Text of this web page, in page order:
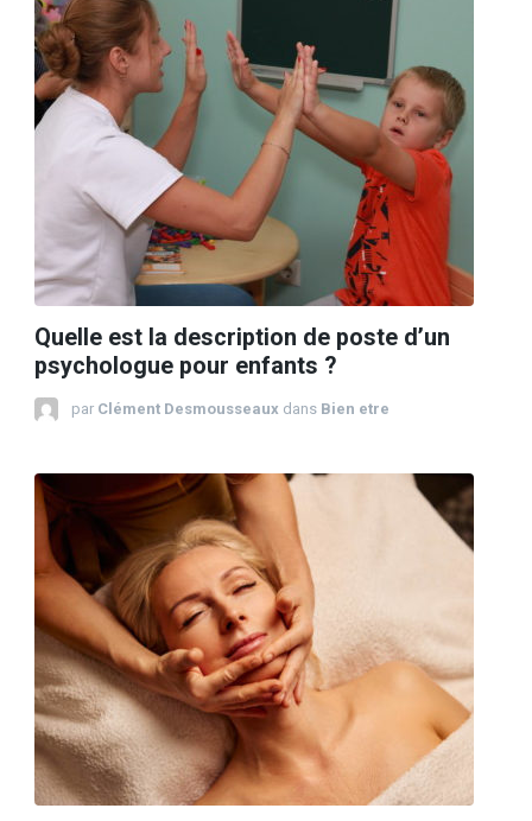
Quelle est la description de poste d’un
psychologue pour enfants ?
par Clément Desmousseaux dans Bien etre